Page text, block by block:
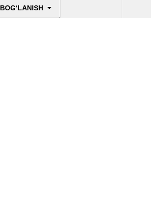
BOG‘LANISH